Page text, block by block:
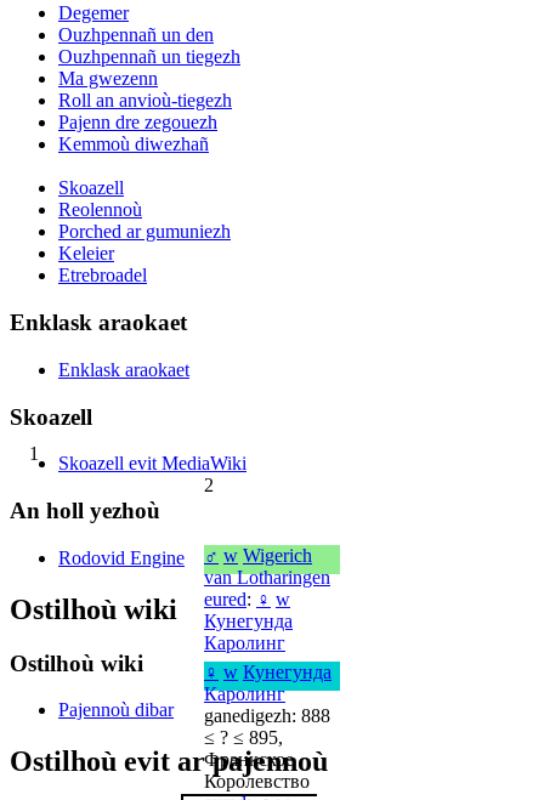
1
2
♂ w Wigerich
van Lotharingen
eured: ♀ w
Кунегунда
Каролинг
♀ w Кунегунда
Каролинг
ganedigezh: 888
≤ ? ≤ 895,
Франкское
Королевство
Degemer
Ouzhpennañ un den
Ouzhpennañ un tiegezh
Ma gwezenn
Roll an anvioù-tiegezh
Pajenn dre zegouezh
Kemmoù diwezhañ
Skoazell
Reolennoù
Porched ar gumuniezh
Keleier
Etrebroadel
Enklask araokaet
Enklask araokaet
Skoazell
Skoazell evit MediaWiki
An holl yezhoù
Rodovid Engine
Ostilhoù wiki
Ostilhoù wiki
Pajennoù dibar
Ostilhoù evit ar pajennoù